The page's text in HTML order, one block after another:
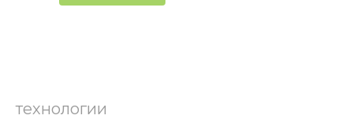
технологии